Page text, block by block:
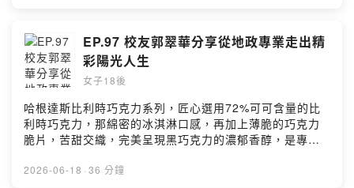
年 8 月 2 日（週日）13:00–16:20。活動地點：國立公共
資訊圖書館 國際會議廳。留言告訴我你對這一集的想法：
https://open.firstory.me/user/ckuccl4c81sli0827jl16cz
1p/commentsPowered by Firstory Hosting
學術領域深耕，卻在人生中途勇敢轉向花藝，開啟全新篇
章。*健康警訊帶來改變長年教學與研究壓力，讓她出現高
血壓、肝功能異常及重度脂肪肝等健康問題。當發現自己
無法實踐所教導的健康理念時，她決定停下腳步，重新思
考人生方向。*與花相遇，找到幸福2015年婆婆離世後，家
中留下的花器成為契機，引領她走進花藝世界。花藝帶來
前所未有的放鬆與喜悅，也讓身心逐漸恢復健康，最終毅
然辭去教職，全心投入花藝創作。*看見生命每個階段的美
洪學姐認為花藝不只是裝飾，而是與生命對話的過程。花
EP.97 校友郭翠華分享從地政專業走出精
彩陽光人生
女子18後
哈根達斯比利時巧克力系列，匠心選用72%可可含量的比
利時巧克力，那綿密的冰淇淋口感，再加上薄脆的巧克力
脆片，苦甜交織，完美呈現黑巧克力的濃郁香醇，是專屬
—— 以上為 Firstory Podcast 廣告 ——邀請臺中女中
2026-06-18 · 36 分鐘